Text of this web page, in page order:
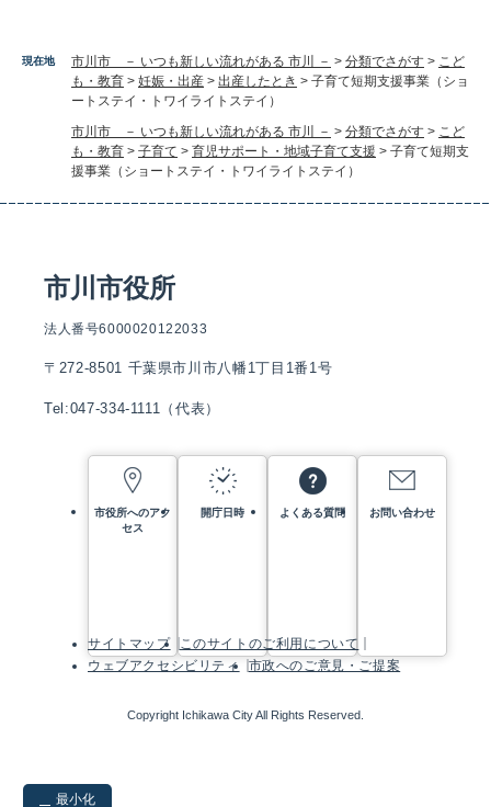
現在地 市川市 － いつも新しい流れがある 市川 － > 分類でさがす > こど
も・教育 > 妊娠・出産 > 出産したとき > 子育て短期支援事業（ショ
ートステイ・トワイライトステイ）
市川市 － いつも新しい流れがある 市川 － > 分類でさがす > こど
も・教育 > 子育て > 育児サポート・地域子育て支援 > 子育て短期支
援事業（ショートステイ・トワイライトステイ）
市川市役所
法人番号6000020122033
〒272-8501 千葉県市川市八幡1丁目1番1号
Tel:047-334-1111（代表）
市役所へのアク
セス
開庁日時 よくある質問 お問い合わせ
サイトマップ
このサイトのご利用について
ウェブアクセシビリティ
市政へのご意見・ご提案
Copyright Ichikawa City All Rights Reserved.
最小化